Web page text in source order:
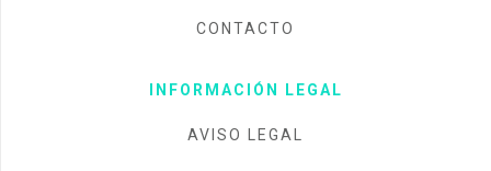
CONTACTO
INFORMACIÓN LEGAL
AVISO LEGAL